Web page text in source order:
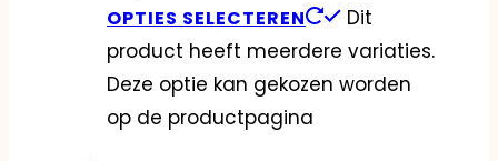
OPTIES SELECTEREN
Dit
product heeft meerdere variaties.
Deze optie kan gekozen worden
op de productpagina